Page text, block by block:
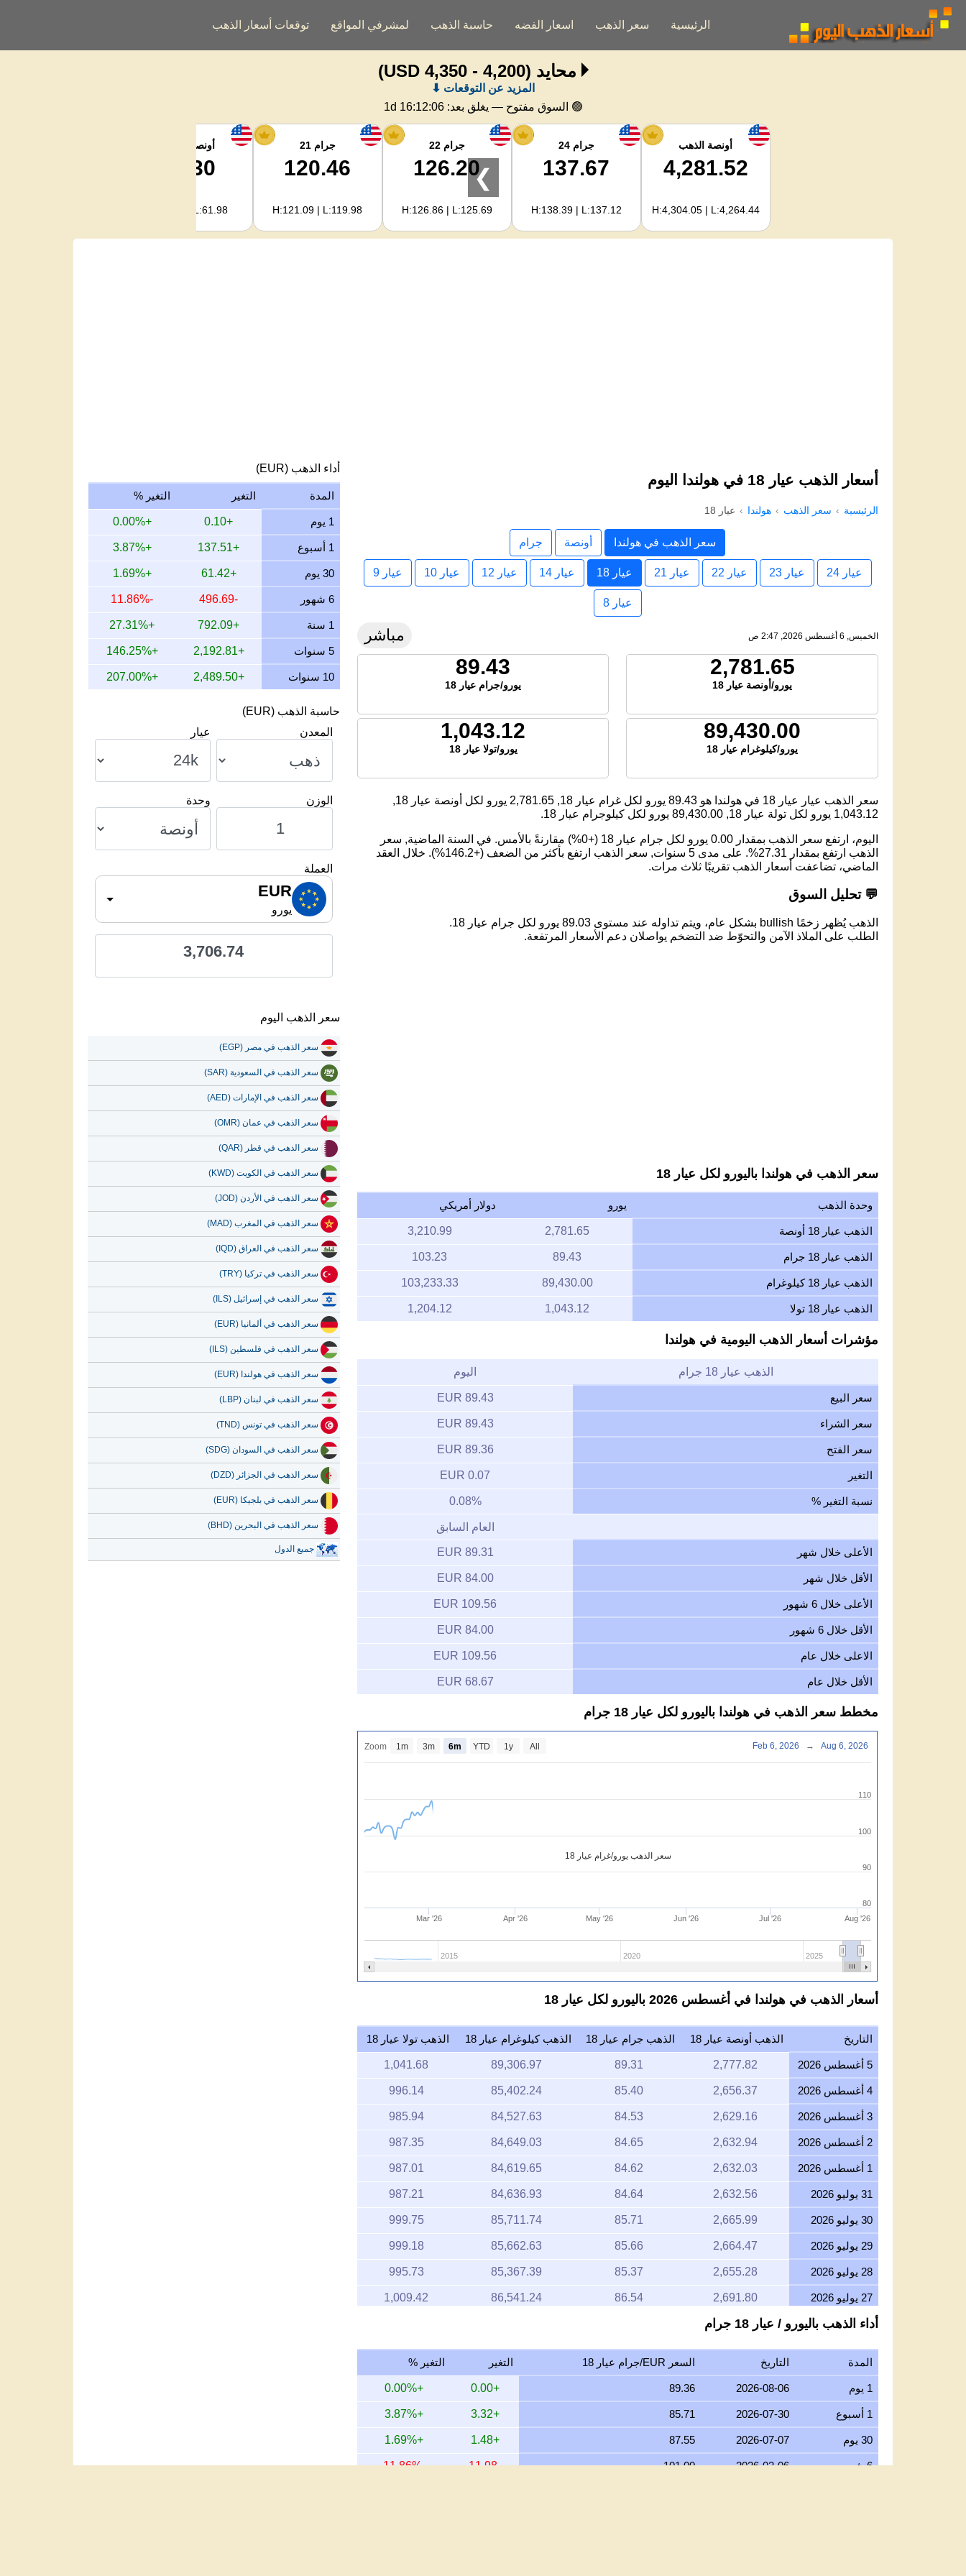
الرئيسية سعر الذهب اسعار الفضه حاسبة الذهب لمشرفي المواقع توقعات أسعار الذهب
محايد (4,200 - 4,350 USD)
المزيد عن التوقعات ⬇
🟢 السوق مفتوح — يغلق بعد: 1d 16:12:06
أونصة الذهب
4,281.52
H:4,304.05 | L:4,264.44
جرام 24
137.67
H:138.39 | L:137.12
جرام 22
126.20
H:126.86 | L:125.69
جرام 21
120.46
H:121.09 | L:119.98
أونصة الفضة
62.30
H:62.89 | L:61.98
❯
أسعار الذهب عيار 18 في هولندا اليوم
الرئيسية سعر الذهب هولندا عيار 18
سعر الذهب في هولندا أونصة جرام
عيار 24 عيار 23 عيار 22 عيار 21 عيار 18 عيار 14 عيار 12 عيار 10 عيار 9
عيار 8
الخميس, 6 أغسطس 2026, 2:47 ص مباشر
2,781.65
يورو/أونصة عيار 18
89.43
يورو/جرام عيار 18
89,430.00
يورو/كيلوغرام عيار 18
1,043.12
يورو/تولا عيار 18
سعر الذهب عيار عيار 18 في هولندا هو 89.43 يورو لكل غرام عيار 18, 2,781.65 يورو لكل أونصة عيار 18,
1,043.12 يورو لكل تولة عيار 18, 89,430.00 يورو لكل كيلوجرام عيار 18.
اليوم، ارتفع سعر الذهب بمقدار 0.00 يورو لكل جرام عيار 18 (+0%) مقارنةً بالأمس. في السنة الماضية, سعر
الذهب ارتفع بمقدار 27.31%. على مدى 5 سنوات, سعر الذهب ارتفع بأكثر من الضعف (+146.2%). خلال العقد
الماضي، تضاعفت أسعار الذهب تقريبًا ثلاث مرات.
💬 تحليل السوق
الذهب يُظهر زخمًا bullish بشكل عام، ويتم تداوله عند مستوى 89.03 يورو لكل جرام عيار 18.
الطلب على الملاذ الآمن والتحوّط ضد التضخم يواصلان دعم الأسعار المرتفعة.
سعر الذهب في هولندا باليورو لكل عيار 18
وحدة الذهب يورو دولار أمريكي
الذهب عيار 18 أونصة 2,781.65
3,210.99
الذهب عيار 18 جرام 89.43
103.23
الذهب عيار 18 كيلوغرام 89,430.00
103,233.33
الذهب عيار 18 تولا 1,043.12
1,204.12
مؤشرات أسعار الذهب اليومية في هولندا
الذهب عيار 18 جرام اليوم
سعر البيع 89.43 EUR
سعر الشراء 89.43 EUR
سعر الفتح 89.36 EUR
التغير 0.07 EUR
نسبة التغير % 0.08%
العام السابق
الأعلى خلال شهر 89.31 EUR
الأقل خلال شهر 84.00 EUR
الأعلى خلال 6 شهور 109.56 EUR
الأقل خلال 6 شهور 84.00 EUR
الاعلى خلال عام 109.56 EUR
الأقل خلال عام 68.67 EUR
مخطط سعر الذهب في هولندا باليورو لكل عيار 18 جرام
سعر الذهب يورو/غرام عيار 18
Mar '26 Apr '26 May '26 Jun '26 Jul '26 Aug '26
2015 2020 2025
80
90
100
110
Zoom 1m 3m 6m YTD 1y All Feb 6, 2026 → Aug 6, 2026
أسعار الذهب في هولندا في أغسطس 2026 باليورو لكل عيار 18
التاريخ الذهب أونصة عيار 18 الذهب جرام عيار 18 الذهب كيلوغرام عيار 18 الذهب تولا عيار 18
5 أغسطس 2026 2,777.82
89.31
89,306.97
1,041.68
4 أغسطس 2026 2,656.37
85.40
85,402.24
996.14
3 أغسطس 2026 2,629.16
84.53
84,527.63
985.94
2 أغسطس 2026 2,632.94
84.65
84,649.03
987.35
1 أغسطس 2026 2,632.03
84.62
84,619.65
987.01
31 يوليو 2026 2,632.56
84.64
84,636.93
987.21
30 يوليو 2026 2,665.99
85.71
85,711.74
999.75
29 يوليو 2026 2,664.47
85.66
85,662.63
999.18
28 يوليو 2026 2,655.28
85.37
85,367.39
995.73
27 يوليو 2026 2,691.80
86.54
86,541.24
1,009.42
26 يوليو 2026 2,669.63
25 يوليو 2026 2,669.04
85.81
85,809.75
1,000.89
24 يوليو 2026 2,681.54
86.21
86,211.40
1,005.58
23 يوليو 2026 2,670.25
85.85
85,848.41
22 يوليو 2026 2,727.46
87.69
87,687.96
21 يوليو 2026 2,672.77
85.93
85,929.40
أداء الذهب باليورو / عيار 18 جرام
المدة التاريخ السعر EUR/جرام عيار 18 التغير التغير %
1 يوم 2026-08-06
89.36
+0.00
+0.00%
1 أسبوع 2026-07-30
85.71
+3.32
+3.87%
30 يوم 2026-07-07
87.55
+1.48
+1.69%
6 شهور 2026-02-06
101.00
-11.98
-11.86%
أداء الذهب (EUR)
المدة التغير التغير %
1 يوم +0.10
+0.00%
1 أسبوع +137.51
+3.87%
30 يوم +61.42
+1.69%
6 شهور -496.69
-11.86%
1 سنة +792.09
+27.31%
5 سنوات +2,192.81
+146.25%
10 سنوات +2,489.50
+207.00%
حاسبة الذهب (EUR)
المعدن
عيار
الوزن وحدة
العملة
EUR
يورو
3,706.74
سعر الذهب اليوم
سعر الذهب في مصر (EGP)
سعر الذهب في السعودية (SAR)
سعر الذهب في الإمارات (AED)
سعر الذهب في عمان (OMR)
سعر الذهب في قطر (QAR)
سعر الذهب في الكويت (KWD)
سعر الذهب في الأردن (JOD)
سعر الذهب في المغرب (MAD)
سعر الذهب في العراق (IQD)
سعر الذهب في تركيا (TRY)
سعر الذهب في إسرائيل (ILS)
سعر الذهب في ألمانيا (EUR)
سعر الذهب في فلسطين (ILS)
سعر الذهب في هولندا (EUR)
سعر الذهب في لبنان (LBP)
سعر الذهب في تونس (TND)
سعر الذهب في السودان (SDG)
سعر الذهب في الجزائر (DZD)
سعر الذهب في بلجيكا (EUR)
سعر الذهب في البحرين (BHD)
جميع الدول